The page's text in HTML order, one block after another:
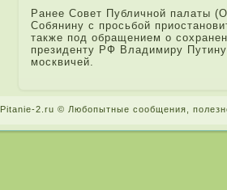
Ранее Совет Публичной палаты
Собянину с просьбой
также под обращением о
президенту РФ Владимиру
москвичей.
Pitanie-2.ru © Любопытные сообщения,